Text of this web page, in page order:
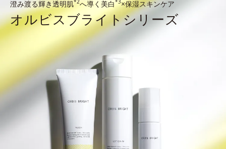
澄み渡る輝き透明肌*2へ導く美白*3×保湿スキンケア
オルビスブライトシリーズ